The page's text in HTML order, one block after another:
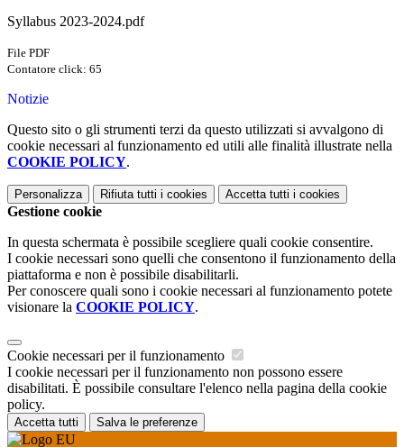
Syllabus 2023-2024.pdf
File PDF
Contatore click: 65
Notizie
Questo sito o gli strumenti terzi da questo utilizzati si avvalgono di
cookie necessari al funzionamento ed utili alle finalità illustrate nella
COOKIE POLICY.
Personalizza Rifiuta tutti i cookies Accetta tutti i cookies
Gestione cookie
In questa schermata è possibile scegliere quali cookie consentire.
I cookie necessari sono quelli che consentono il funzionamento della
piattaforma e non è possibile disabilitarli.
Per conoscere quali sono i cookie necessari al funzionamento potete
visionare la COOKIE POLICY.
Cookie necessari per il funzionamento
I cookie necessari per il funzionamento non possono essere
disabilitati. È possibile consultare l'elenco nella pagina della cookie
policy.
Accetta tutti Salva le preferenze